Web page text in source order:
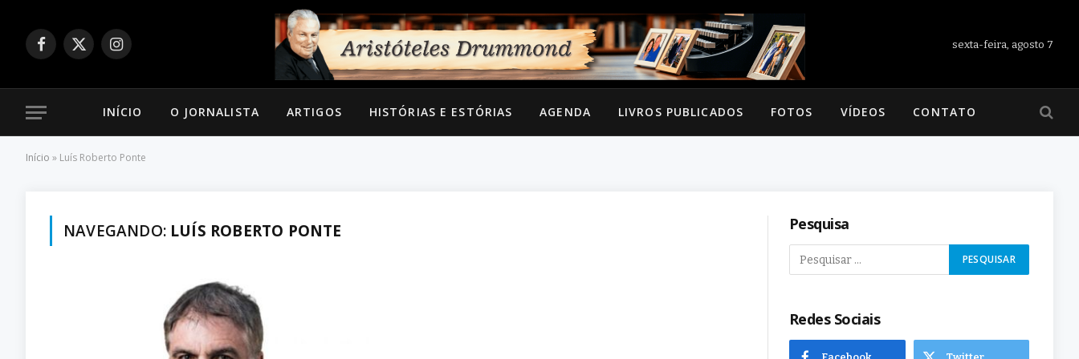
Facebook
X
Instagram
sexta-feira, agosto 7
INÍCIO O JORNALISTA ARTIGOS HISTÓRIAS E ESTÓRIAS AGENDA LIVROS PUBLICADOS FOTOS VÍDEOS CONTATO
Início » Luís Roberto Ponte
NAVEGANDO: LUÍS ROBERTO PONTE Pesquisa
Redes Sociais